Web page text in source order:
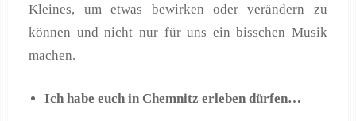
Kleines, um etwas bewirken oder verändern zu
können und nicht nur für uns ein bisschen Musik
machen.
Ich habe euch in Chemnitz erleben dürfen…